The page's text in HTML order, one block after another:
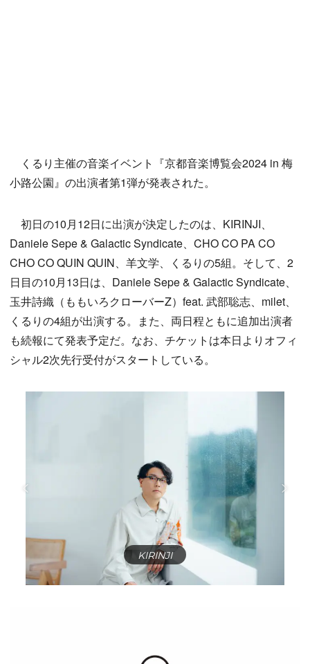
くるり主催の音楽イベント『京都音楽博覧会2024 in 梅
小路公園』の出演者第1弾が発表された。
初日の10月12日に出演が決定したのは、KIRINJI、
Daniele Sepe & Galactic Syndicate、CHO CO PA CO
CHO CO QUIN QUIN、羊文学、くるりの5組。そして、2
日目の10月13日は、Daniele Sepe & Galactic Syndicate、
玉井詩織（ももいろクローバーZ）feat. 武部聡志、milet、
くるりの4組が出演する。また、両日程ともに追加出演者
も続報にて発表予定だ。なお、チケットは本日よりオフィ
シャル2次先行受付がスタートしている。
KIRINJI